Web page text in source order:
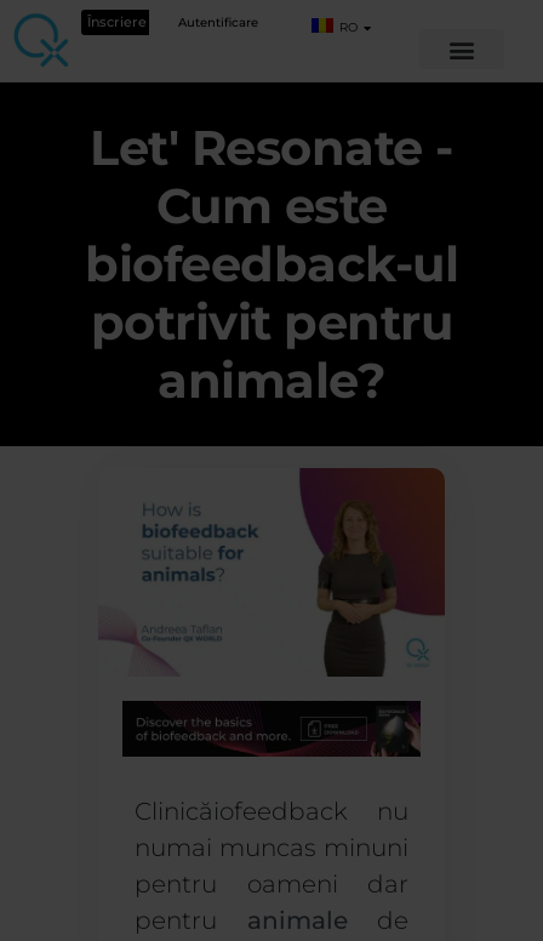
Înscriere Autentificare RO
Let' Resonate -
Cum este
biofeedback-ul
potrivit pentru
animale?
Clinicăiofeedback nu
numai muncas minuni
pentru oameni
dar
pentru animale de